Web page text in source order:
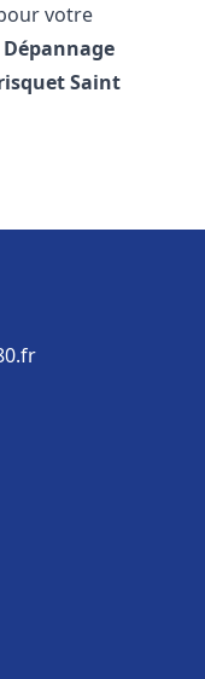
votre
Saint